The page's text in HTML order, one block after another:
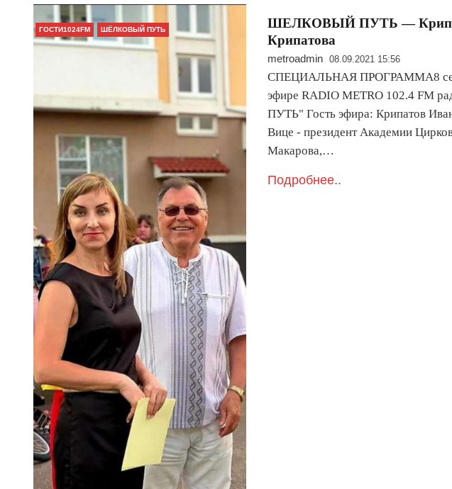
ГОСТИ1024FM ШЁЛКОВЫЙ ПУТЬ
ШЕЛКОВЫЙ ПУТЬ —
Крипатова
metroadmin 08.09.2021 15:56
СПЕЦИАЛЬНАЯ ПРОГРАММА8
эфире RADIO METRO 102.4
ПУТЬ" Гость эфира: Крипатов
Вице - президент Академии
Макарова,…
Подробнее..